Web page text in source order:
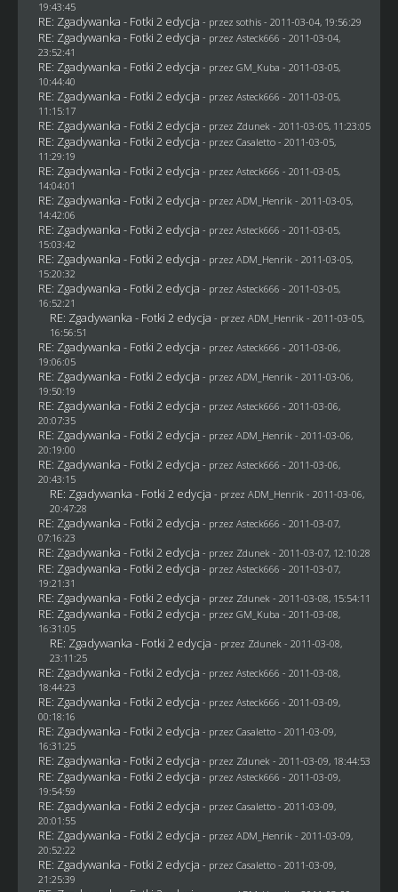
19:43:45
RE: Zgadywanka - Fotki 2 edycja - przez sothis- 2011-03-04, 19:56:29
RE: Zgadywanka - Fotki 2 edycja - przez Asteck666 - 2011-03-04,
23:52:41
RE: Zgadywanka - Fotki 2 edycja - przez GM_Kuba - 2011-03-05,
10:44:40
RE: Zgadywanka - Fotki 2 edycja - przez Asteck666 - 2011-03-05,
11:15:17
RE: Zgadywanka - Fotki 2 edycja - przez Zdunek - 2011-03-05, 11:23:05
RE: Zgadywanka - Fotki 2 edycja - przez Casaletto- 2011-03-05,
11:29:19
RE: Zgadywanka - Fotki 2 edycja - przez Asteck666 - 2011-03-05,
14:04:01
RE: Zgadywanka - Fotki 2 edycja - przez ADM_Henrik - 2011-03-05,
14:42:06
RE: Zgadywanka - Fotki 2 edycja - przez Asteck666 - 2011-03-05,
15:03:42
RE: Zgadywanka - Fotki 2 edycja - przez ADM_Henrik - 2011-03-05,
15:20:32
RE: Zgadywanka - Fotki 2 edycja - przez Asteck666 - 2011-03-05,
16:52:21
RE: Zgadywanka - Fotki 2 edycja - przez ADM_Henrik - 2011-03-05,
16:56:51
RE: Zgadywanka - Fotki 2 edycja - przez Asteck666 - 2011-03-06,
19:06:05
RE: Zgadywanka - Fotki 2 edycja - przez ADM_Henrik - 2011-03-06,
19:50:19
RE: Zgadywanka - Fotki 2 edycja - przez Asteck666 - 2011-03-06,
20:07:35
RE: Zgadywanka - Fotki 2 edycja - przez ADM_Henrik - 2011-03-06,
20:19:00
RE: Zgadywanka - Fotki 2 edycja - przez Asteck666 - 2011-03-06,
20:43:15
RE: Zgadywanka - Fotki 2 edycja - przez ADM_Henrik - 2011-03-06,
20:47:28
RE: Zgadywanka - Fotki 2 edycja - przez Asteck666 - 2011-03-07,
07:16:23
RE: Zgadywanka - Fotki 2 edycja - przez Zdunek - 2011-03-07, 12:10:28
RE: Zgadywanka - Fotki 2 edycja - przez Asteck666 - 2011-03-07,
19:21:31
RE: Zgadywanka - Fotki 2 edycja - przez Zdunek - 2011-03-08, 15:54:11
RE: Zgadywanka - Fotki 2 edycja - przez GM_Kuba - 2011-03-08,
16:31:05
RE: Zgadywanka - Fotki 2 edycja - przez Zdunek - 2011-03-08,
23:11:25
RE: Zgadywanka - Fotki 2 edycja - przez Asteck666 - 2011-03-08,
18:44:23
RE: Zgadywanka - Fotki 2 edycja - przez Asteck666 - 2011-03-09,
00:18:16
RE: Zgadywanka - Fotki 2 edycja - przez Casaletto- 2011-03-09,
16:31:25
RE: Zgadywanka - Fotki 2 edycja - przez Zdunek - 2011-03-09, 18:44:53
RE: Zgadywanka - Fotki 2 edycja - przez Asteck666 - 2011-03-09,
19:54:59
RE: Zgadywanka - Fotki 2 edycja - przez Casaletto- 2011-03-09,
20:01:55
RE: Zgadywanka - Fotki 2 edycja - przez ADM_Henrik - 2011-03-09,
20:52:22
RE: Zgadywanka - Fotki 2 edycja - przez Casaletto- 2011-03-09,
21:25:39